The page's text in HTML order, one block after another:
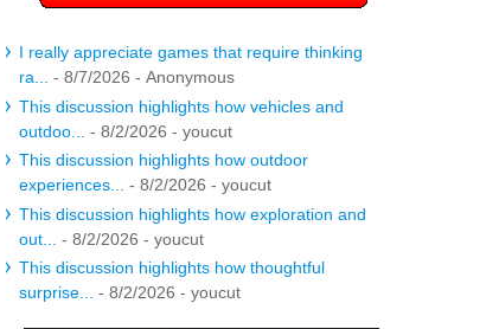
I really appreciate games that require thinking
ra...
- 8/7/2026 - Anonymous
This discussion highlights how vehicles and
outdoo...
- 8/2/2026 - youcut
This discussion highlights how outdoor
experiences...
- 8/2/2026 - youcut
This discussion highlights how exploration and
out...
- 8/2/2026 - youcut
This discussion highlights how thoughtful
surprise...
- 8/2/2026 - youcut